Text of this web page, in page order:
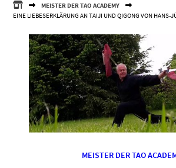
ANDREW
DABIOCH
TAO
ACADEMY
MEISTER DER TAO ACADEMY
EINE LIEBESERKLÄRUNG AN TAIJI UND QIGONG VON HANS-
MEISTER DER TAO